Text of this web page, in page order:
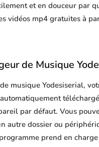
et en douceur par
vidéos mp4 gratuites à
de Musique
musique Yodesiserial,
par défaut. Vous
autre dossier ou
prend en